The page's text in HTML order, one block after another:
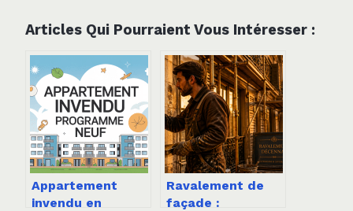
Articles Qui Pourraient Vous Intéresser :
Appartement
invendu en
Ravalement de
façade :